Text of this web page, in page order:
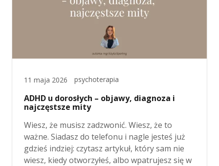
11 maja 2026 psychoterapia
ADHD u dorosłych – objawy, diagnoza i
najczęstsze mity
Wiesz, że musisz zadzwonić. Wiesz, że to
ważne. Siadasz do telefonu i nagle jesteś już
gdzieś indziej: czytasz artykuł, który sam nie
wiesz, kiedy otworzyłeś, albo wpatrujesz się w